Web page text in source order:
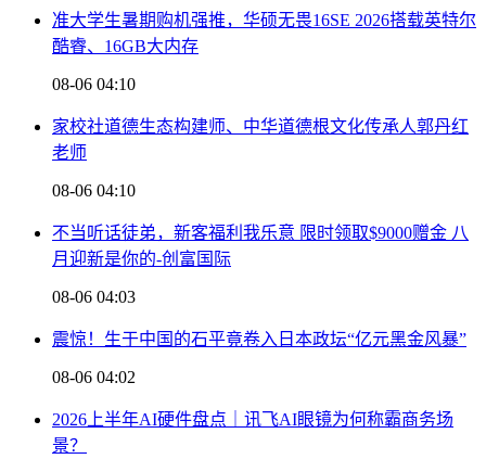
准大学生暑期购机强推，华硕无畏16SE 2026搭载英特尔
酷睿、16GB大内存
08-06 04:10
家校社道德生态构建师、中华道德根文化传承人郭丹红
老师
08-06 04:10
不当听话徒弟，新客福利我乐意 限时领取$9000赠金 八
月迎新是你的-创富国际
08-06 04:03
震惊！生于中国的石平竟卷入日本政坛“亿元黑金风暴”
08-06 04:02
2026上半年AI硬件盘点｜讯飞AI眼镜为何称霸商务场
景？